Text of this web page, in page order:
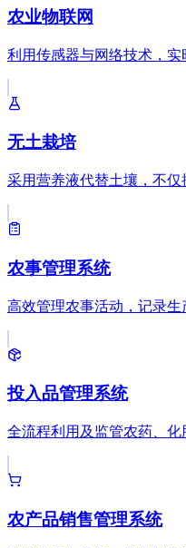
农业物联网
利用传感器与网络技术，实
无土栽培
采用营养液代替土壤，不仅
农事管理系统
高效管理农事活动，记录生
投入品管理系统
全流程利用及监管农药、化
农产品销售管理系统